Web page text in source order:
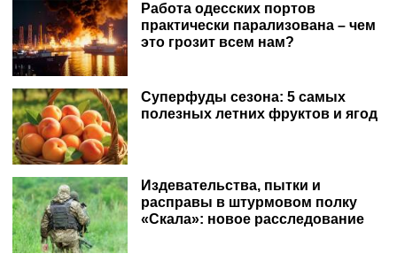
Работа одесских портов
практически парализована – чем
это грозит всем нам?
Суперфуды сезона: 5 самых
полезных летних фруктов и ягод
Издевательства, пытки и
расправы в штурмовом полку
«Скала»: новое расследование